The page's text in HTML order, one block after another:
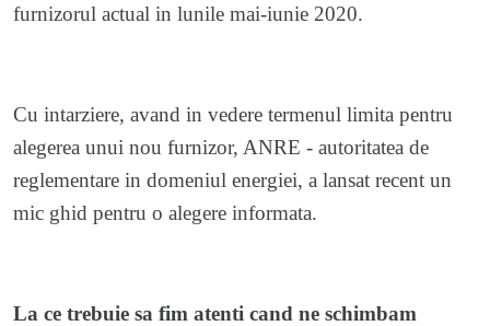
furnizorul actual in lunile mai-iunie 2020.
Cu intarziere, avand in vedere termenul limita pentru
alegerea unui nou furnizor, ANRE - autoritatea de
reglementare in domeniul energiei, a lansat recent un
mic ghid pentru o alegere informata.
La ce trebuie sa fim atenti cand ne schimbam